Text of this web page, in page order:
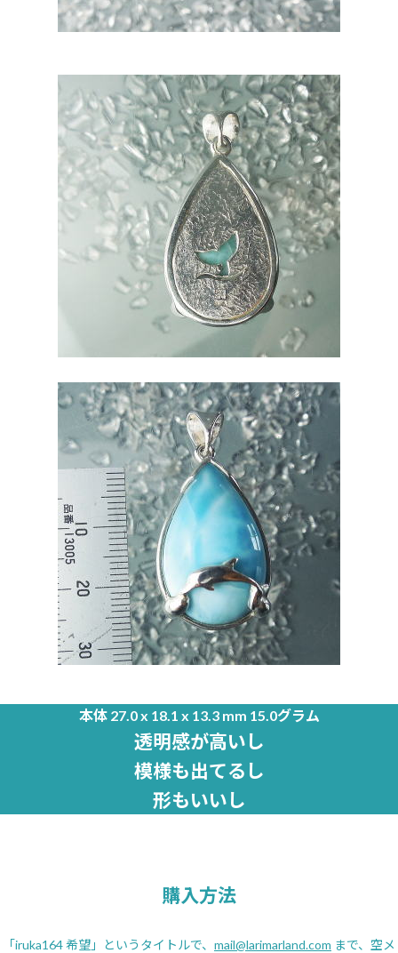
本体 27.0 x 18.1 x 13.3 mm 15.0グラム
透明感が高いし
模様も出てるし
形もいいし
購入方法
「iruka164 希望」というタイトルで、 mail@larimarland.com まで、空メ